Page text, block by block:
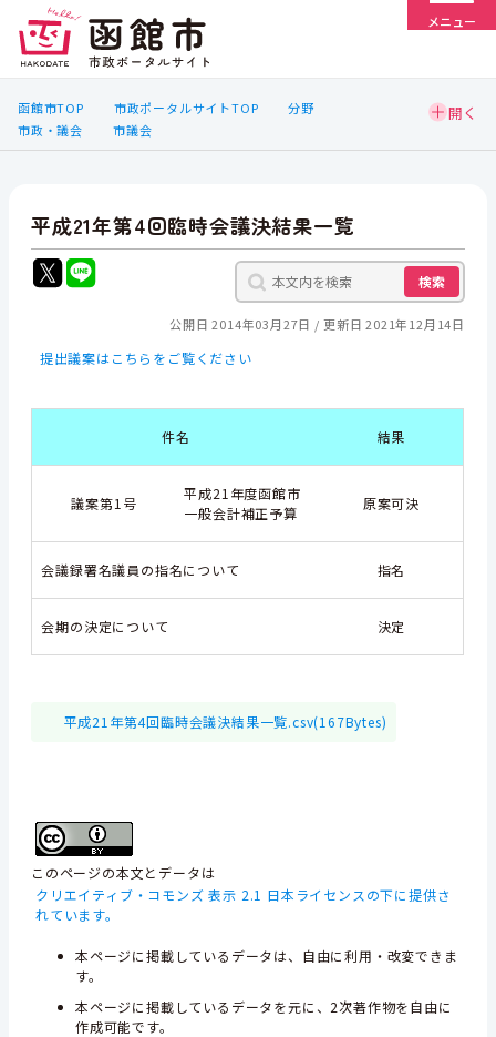
メニュー
函館市TOP 市政ポータルサイトTOP
分野
市政・議会
市議会
平成21年第4回臨時会議決結果一覧
検索
公開日 2014年03月27日 更新日 2021年12月14日
提出議案はこちらをご覧ください
件名 結果
議案第1号
平成21年度函館市
一般会計補正予算
原案可決
会議録署名議員の指名について 指名
会期の決定について 決定
平成21年第4回臨時会議決結果一覧.csv(167Bytes)
このページの本文とデータは
クリエイティブ・コモンズ 表示 2.1 日本ライセンスの下に提供さ
れています。
本ページに掲載しているデータは、自由に利用・改変できま
す。
本ページに掲載しているデータを元に、2次著作物を自由に
作成可能です。